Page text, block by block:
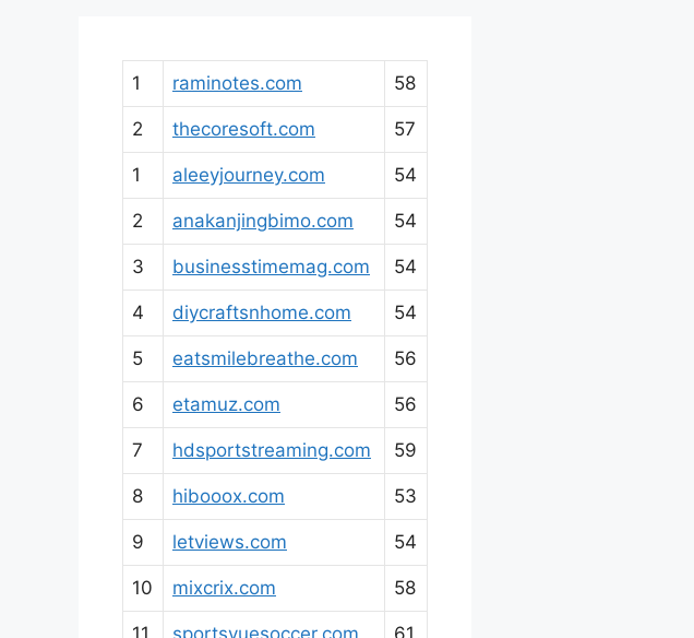
1 raminotes.com 58
2 thecoresoft.com 57
1 aleeyjourney.com 54
2 anakanjingbimo.com 54
3 businesstimemag.com 54
4 diycraftsnhome.com 54
5 eatsmilebreathe.com 56
6 etamuz.com 56
7 hdsportstreaming.com 59
8 hibooox.com 53
9 letviews.com 54
10 mixcrix.com 58
11 sportsvuesoccer.com 61